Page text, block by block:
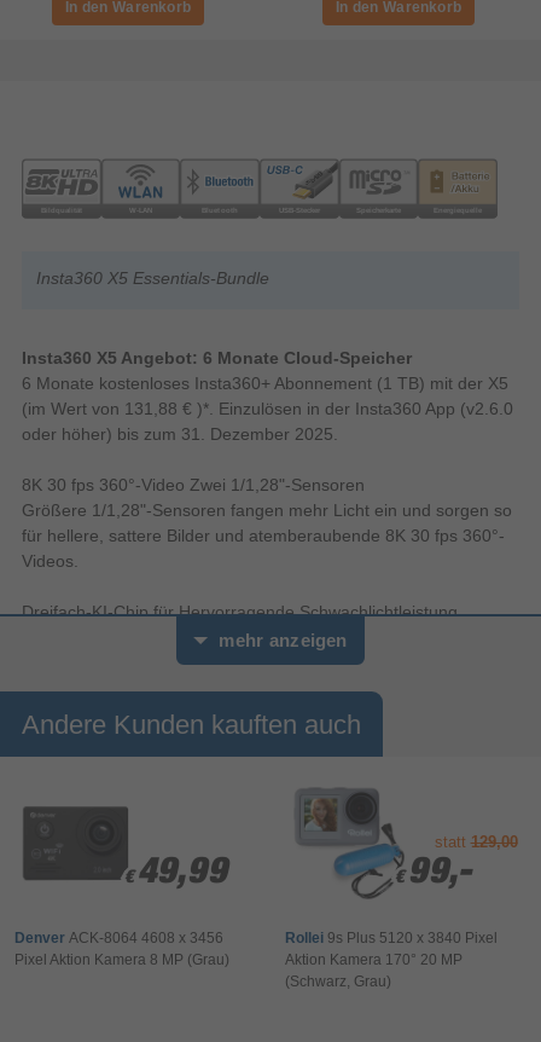
Insta360 X5 Essentials-Bundle
Insta360 X5 Angebot: 6 Monate Cloud-Speicher
6 Monate kostenloses Insta360+ Abonnement (1 TB) mit der X5
(im Wert von 131,88 € )*. Einzulösen in der Insta360 App (v2.6.0
oder höher) bis zum 31. Dezember 2025.
8K 30 fps 360°-Video Zwei 1/1,28"-Sensoren
Größere 1/1,28"-Sensoren fangen mehr Licht ein und sorgen so
für hellere, sattere Bilder und atemberaubende 8K 30 fps 360°-
Videos.
Dreifach-KI-Chip für Hervorragende Schwachlichtleistung
Der erste¹ Dreifach-KI-Chip von Insta360 und der neue
PureVideo-Modus revolutionieren 360°-Aufnahmen bei wenig
Licht.
Unsichtbarer Selfie-Stick-Effekt
anderen Action-Kameras unmöglich sind – ganz ohne Selfie-
Stick im Bild.
InstaFrame 2.0
Erhalte perfekt ausgerichtete, sofort teilbare 4K Videos. Das
virtuelle Gimbal für flüssige, natürliche Bewegungen sorgt und du
die Ansicht mit dem virtuellen Joystick in Echtzeit steuern kannst.
mehr anzeigen
Andere Kunden kauften auch
€ 49,99
€ 49,99
Denver ACK-8064 4608 x 3456
Pixel Aktion Kamera 8 MP (Grau)
statt129,00
€ 99,-
€ 99,-
Rollei 9s Plus 5120 x 3840 Pixel
Aktion Kamera 170° 20 MP
(Schwarz, Grau)